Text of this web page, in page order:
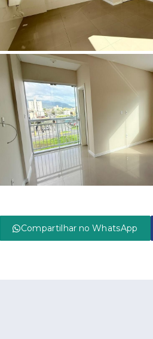
Compartilhar no WhatsApp